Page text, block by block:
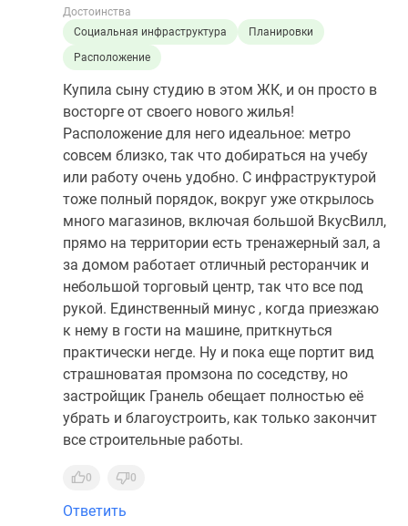
Достоинства
Социальная инфраструктура
Планировки
Расположение
Купила сыну студию в этом ЖК, и он просто в
восторге от своего нового жилья!
Расположение для него идеальное: метро
совсем близко, так что добираться на учебу
или работу очень удобно. С инфраструктурой
тоже полный порядок, вокруг уже открылось
много магазинов, включая большой ВкусВилл,
прямо на территории есть тренажерный зал, а
за домом работает отличный ресторанчик и
небольшой торговый центр, так что все под
рукой. Единственный минус , когда приезжаю
к нему в гости на машине, приткнуться
практически негде. Ну и пока еще портит вид
страшноватая промзона по соседству, но
застройщик Гранель обещает полностью её
убрать и благоустроить, как только закончит
все строительные работы.
0 0
Ответить